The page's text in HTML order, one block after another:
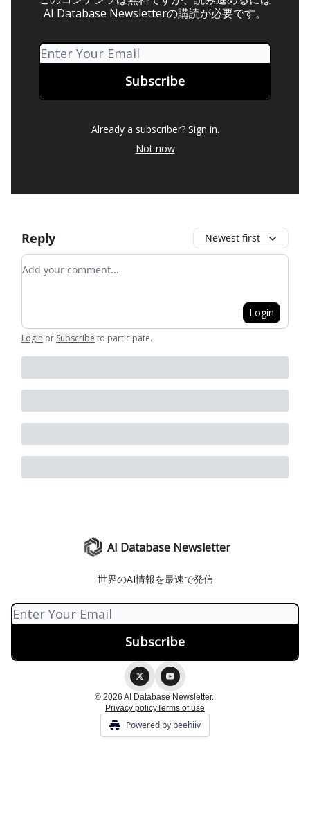
AI Database Newsletterの購読が必要です。
Already a subscriber? Sign in.
Not now
Reply Newest first
Add your comment
Login
Login or Subscribe to participate.
AI Database Newsletter
世界のAI情報を最速で発信
© 2026 AI Database Newsletter..
Privacy policyTerms of use
Powered by beehiiv